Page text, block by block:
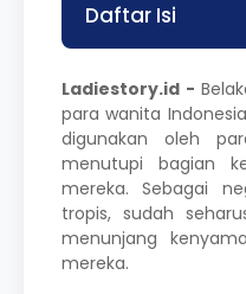
Daftar Isi
Ladiestory.id -
para wanita
digunakan oleh
menutupi bagian
mereka. Sebagai
tropis, sudah
menunjang
mereka.